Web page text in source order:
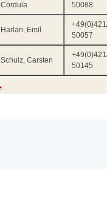
Cordula
50088
Harlan, Emil
50057
Schulz, Carsten
50145